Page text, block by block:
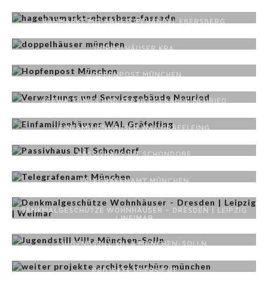
BAUMARKT MIT BAUSTOFFHANDEL EBERSBERG
DOPPELHÄUSER KRA
HOPFENPOST MÜNCHEN
VERWALTUNGS UND SERVICEGEBÄUDE NEURIED
EINFAMILIENHÄUSER WAL GRÄFELFING
PASSIVHAUS DIT SCHONDORF
TELEGRAFENAMT MÜNCHEN
DENKMALGESCHÜTZE WOHNHÄUSER – DRESDEN | LEIPZIG
| WEIMAR
JUGENDSTILL VILLA MÜNCHEN-SOLLN
PROJEKTE ÜBERSICHT